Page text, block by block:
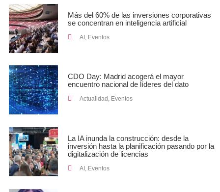
Más del 60% de las inversiones corporativas
se concentran en inteligencia artificial
AI Eventos
CDO Day: Madrid acogerá el mayor
encuentro nacional de líderes del dato
Actualidad , Eventos
La IA inunda la construcción: desde la
inversión hasta la planificación pasando por la
digitalización de licencias
AI , Eventos